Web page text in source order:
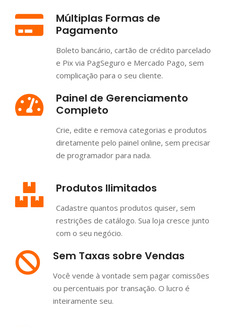
Múltiplas Formas de
Pagamento
Boleto bancário, cartão de crédito parcelado
e Pix via PagSeguro e Mercado Pago, sem
complicação para o seu cliente.
Painel de Gerenciamento
Completo
Crie, edite e remova categorias e produtos
diretamente pelo painel online, sem precisar
de programador para nada.
Produtos Ilimitados
Cadastre quantos produtos quiser, sem
restrições de catálogo. Sua loja cresce junto
com o seu negócio.
Sem Taxas sobre Vendas
Você vende à vontade sem pagar comissões
ou percentuais por transação. O lucro é
inteiramente seu.